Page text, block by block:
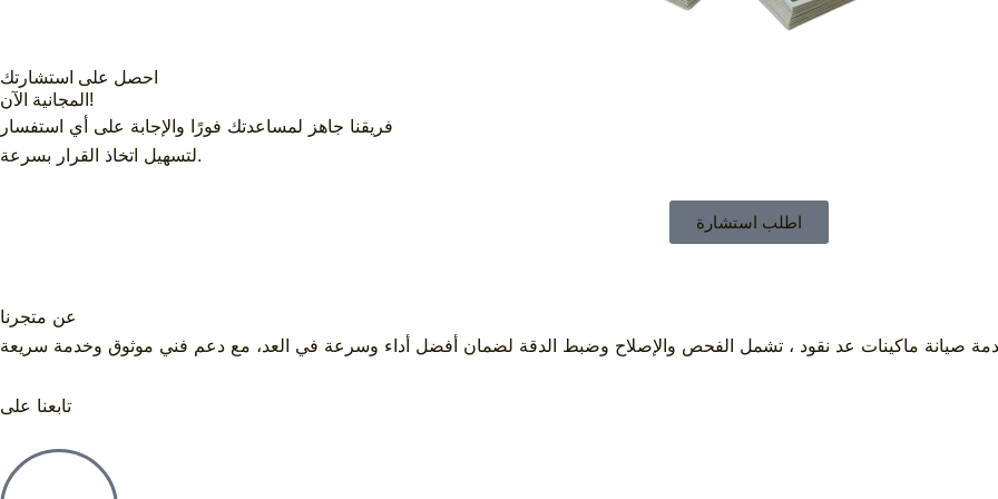
احصل على استشارتك
المجانية الآن!
فريقنا جاهز لمساعدتك فورًا والإجابة على أي استفسار
لتسهيل اتخاذ القرار بسرعة.
اطلب استشارة
عن متجرنا
تابعنا على